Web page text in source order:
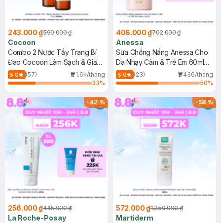
243.000 ₫590.000 ₫
Cocoon
Combo 2 Nước Tẩy Trang Bí
Đao Cocoon Làm Sạch & Giảm
Dầu 500ml
5.0 (57)
1.6k/tháng
33%
406.000 ₫702.000 ₫
Anessa
Sữa Chống Nắng Anessa Cho
Da Nhạy Cảm & Trẻ Em 60ml
(Mới)
5.0 (23)
436/tháng
50%
-42%
256.000 ₫445.000 ₫
La Roche-Posay
-58%
572.000 ₫1.350.000 ₫
Martiderm